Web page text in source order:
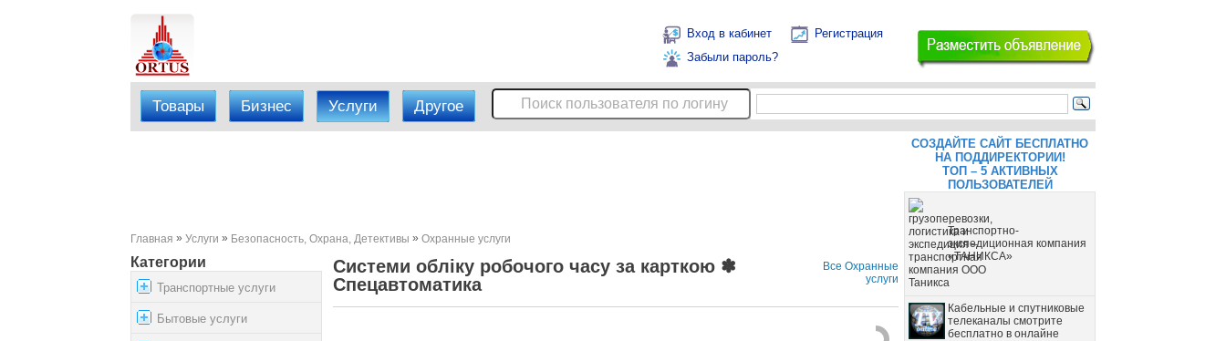
Вход в кабинет
Регистрация
Забыли пароль?
Товары Бизнес Услуги Другое
Главная » Услуги » Безопасность, Охрана, Детективы » Охранные услуги
Категории
Транспортные услуги
Бытовые услуги
Системи обліку робочого часу за карткою ✽
Спецавтоматика
Все Охранные
услуги
СОЗДАЙТЕ САЙТ БЕСПЛАТНО
НА ПОДДИРЕКТОРИИ!
ТОП – 5 АКТИВНЫХ
ПОЛЬЗОВАТЕЛЕЙ
Транспортно-
экспедиционная компания
«ТАНИКСА»
Кабельные и спутниковые
телеканалы смотрите
бесплатно в онлайне